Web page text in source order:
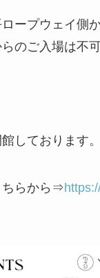
ープウェイ側
のご入場は不可
しております。
ちらから⇒